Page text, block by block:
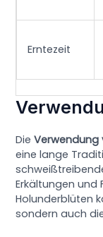
Erntezeit
DieVerwendung
eine lange
Erkältungen und
Holunderblüten
sondern auch